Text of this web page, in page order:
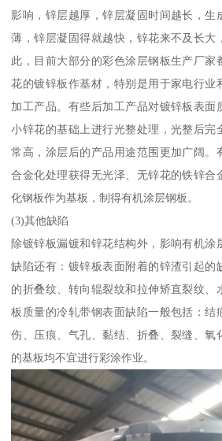
影响，锌层越厚，锌层凝固时间越长，生
薄，锌层凝固得就越快，锌花来不及长大
此，目前大部分的彩色涂层钢板生产厂家
花的镀锌板作基材，特别是用于家电行业
加工产品。有些后加工产品对镀锌板表面
小锌花的基础上进行光整处理，光整后完
常高，涂层后的产品用途范围更加广阔。
合金化处理获得无光泽、无锌花的铁锌合
化钢板作为基板，制得有机涂层钢板。
(3)其他缺陷
除镀锌板漏镀和锌花结构外，影响有机涂
缺陷还有：镀锌板表面附着的锌渣引起的
的折叠纹、转向辊裂纹和拉伸矫直裂纹、
板质量的冷轧带钢表面缺陷一般包括：结
伤、压痕、气孔、黏结、折叠、裂缝、氧
的基板均不宜进行彩涂作业。